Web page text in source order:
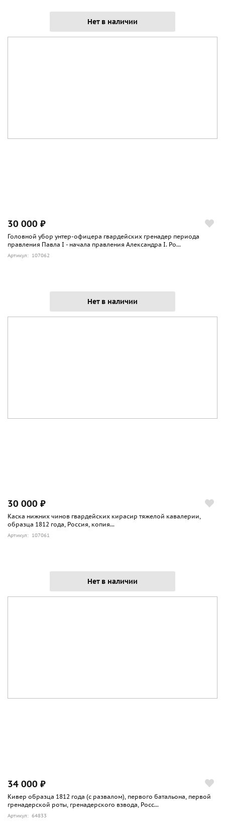
Нет в наличии
30 000 ₽
Головной убор унтер-офицера гвардейских гренадер периода
правления Павла I - начала правления Александра I. Ро...
Артикул: 107062
Нет в наличии
30 000 ₽
Каска нижних чинов гвардейских кирасир тяжелой кавалерии,
образца 1812 года, Россия, копия...
Артикул: 107061
Нет в наличии
34 000 ₽
Кивер образца 1812 года (с развалом), первого батальона, первой
гренадерской роты, гренадерского взвода, Росс...
Артикул: 64833